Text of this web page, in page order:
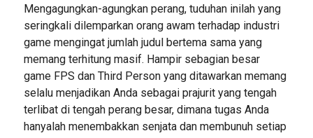
Mengagungkan-agungkan perang, tuduhan inilah yang
seringkali dilemparkan orang awam terhadap industri
game mengingat jumlah judul bertema sama yang
memang terhitung masif. Hampir sebagian besar
game FPS dan Third Person yang ditawarkan memang
selalu menjadikan Anda sebagai prajurit yang tengah
terlibat di tengah perang besar, dimana tugas Anda
hanyalah menembakkan senjata dan membunuh setiap